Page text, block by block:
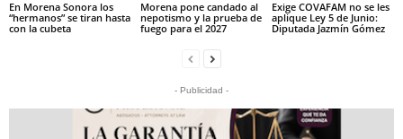
En Morena Sonora los
“hermanos” se tiran hasta
con la cubeta
Morena pone candado al
nepotismo y la prueba de
fuego para el 2027
Exige COVAFAM no se les
aplique Ley 5 de Junio:
Diputada Jazmín Gómez
- Publicidad -